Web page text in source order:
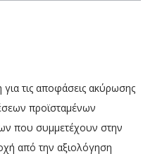
τις αποφάσεις ακύρωσης
προϊσταμένων
που συμμετέχουν στην
από την αξιολόγηση